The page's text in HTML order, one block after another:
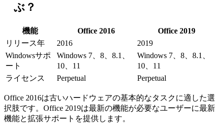
ぶ？
機能 Office 2016
Office 2019
リリース年
2016
2019
Windowsサポ
ート
Windows 7、8、8.1、
10、11
Windows 7、8、8.1、
10、11
ライセンス
Perpetual Perpetual
Office 2016は古いハードウェアの基本的なタスクに適した選
択肢です。Office 2019は最新の機能が必要なユーザーに最新
機能と拡張サポートを提供します。